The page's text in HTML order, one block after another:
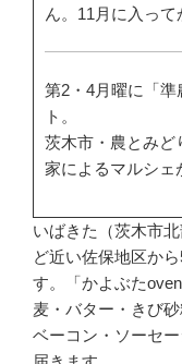
ん。11月に入って
第2・4月曜に「
ト。
茨木市・農とみど
家によるマルシェ
いばきた（茨木市
ど近い佐保地区か
す。「かよぶた
麦・バター・きび
ベーコン・ソーセ